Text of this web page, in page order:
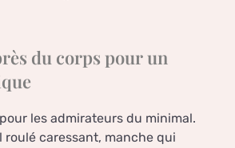
du corps pour un
les admirateurs du minimal.
roulé caressant, manche qui